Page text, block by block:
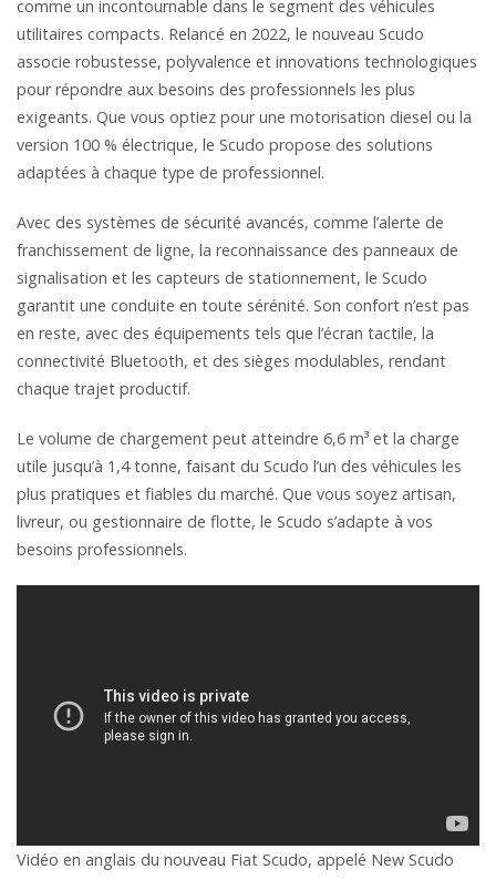
comme un incontournable dans le segment des véhicules
utilitaires compacts. Relancé en 2022, le nouveau Scudo
associe robustesse, polyvalence et innovations technologiques
pour répondre aux besoins des professionnels les plus
exigeants. Que vous optiez pour une motorisation diesel ou la
version 100 % électrique, le Scudo propose des solutions
adaptées à chaque type de professionnel.
Avec des systèmes de sécurité avancés, comme l’alerte de
franchissement de ligne, la reconnaissance des panneaux de
signalisation et les capteurs de stationnement, le Scudo
garantit une conduite en toute sérénité. Son confort n’est pas
en reste, avec des équipements tels que l’écran tactile, la
connectivité Bluetooth, et des sièges modulables, rendant
chaque trajet productif.
Le volume de chargement peut atteindre 6,6 m³ et la charge
utile jusqu’à 1,4 tonne, faisant du Scudo l’un des véhicules les
plus pratiques et fiables du marché. Que vous soyez artisan,
livreur, ou gestionnaire de flotte, le Scudo s’adapte à vos
besoins professionnels.
Vidéo en anglais du nouveau Fiat Scudo, appelé New Scudo